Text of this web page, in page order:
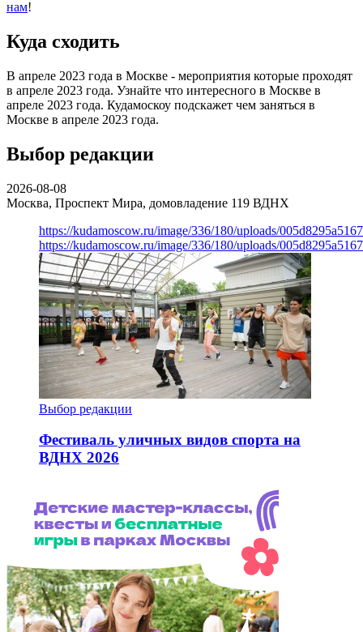
нам!
Куда сходить
В апреле 2023 года в Москве - мероприятия которые проходят
в апреле 2023 года. Узнайте что интересного в Москве в
апреле 2023 года. Кудамоскоу подскажет чем заняться в
Москве в апреле 2023 года.
Выбор редакции
2026-08-08
Москва, Проспект Мира, домовладение 119 ВДНХ
https://kudamoscow.ru/image/336/180/uploads/
https://kudamoscow.ru/image/336/180/uploads/
Выбор редакции
Фестиваль уличных видов спорта на
ВДНХ 2026